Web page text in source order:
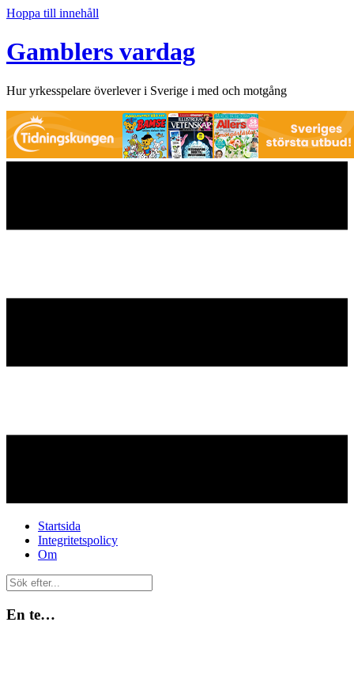
Hoppa till innehåll
Gamblers vardag
Hur yrkesspelare överlever i Sverige i med och motgång
Startsida
Integritetspolicy
Om
En te…